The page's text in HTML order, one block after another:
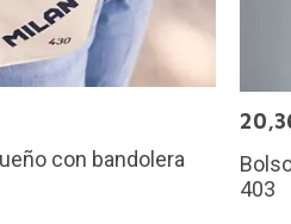
con bandolera
403